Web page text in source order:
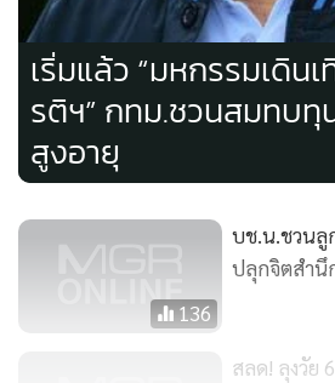
และ ถ.พระราม 4 จากสะพานเจริญสวัส
ถ.ทรงวาด จากราชวงศ์ ถึงเจริญกรุง เ
พระรามที่ 1 บริเวณหน้าหอศิลป์ และห
วิทยุ บริเวณแยกเพลินจิต ถนนราชดำริ
พระรามที่ 4 บริเวณแยกมหานคร และ
และถนนพญาไทบริเวณหน้ามาบุญครอ
ซอยสันติภาพ ซอยจินดาถวิล ถนนพระร
แรงงานกลาง บริเวณหัวมุมถนนมหาพ
ที่ 4 และปากตรอกเฉลิมกรุง ถนนเจริญ
สุรวงศ์ ตัดถนนเจริญกรุง ถนนสุรวงศ์ บ
ตัดถนนสุรวงศ์ และบริเวณแยกสถานีดับ
เริ่มแล้ว “มหกรรมเดิน
รติฯ” กทม.ชวนสมทบทุ
สูงอายุ
136
บช.น.ชวนลู
ปลุกจิตสำนึ
สลด! ลุงวัย